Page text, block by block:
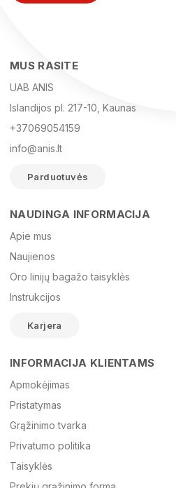
El. paštas
Žinutė
MUS RASITE
UAB ANIS
Islandijos pl. 217-10, Kaunas
+37069054159
info@anis.lt
Parduotuvės
NAUDINGA INFORMACIJA
Apie mus
Naujienos
Oro linijų bagažo taisyklės
Instrukcijos
Karjera
INFORMACIJA KLIENTAMS
Apmokėjimas
Pristatymas
Grąžinimo tvarka
Privatumo politika
Taisyklės